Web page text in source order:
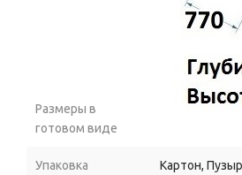
Размеры в
готовом виде
Упаковка Картон,